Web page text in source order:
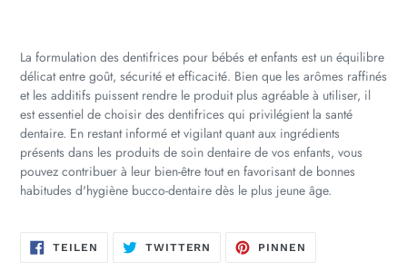
La formulation des dentifrices pour bébés et enfants est un équilibre
délicat entre goût, sécurité et efficacité. Bien que les arômes raffinés
et les additifs puissent rendre le produit plus agréable à utiliser, il
est essentiel de choisir des dentifrices qui privilégient la santé
dentaire. En restant informé et vigilant quant aux ingrédients
présents dans les produits de soin dentaire de vos enfants, vous
pouvez contribuer à leur bien-être tout en favorisant de bonnes
habitudes d'hygiène bucco-dentaire dès le plus jeune âge.
TEILEN
FACEBOOK
TWITTERN
TWITTER
PINNEN